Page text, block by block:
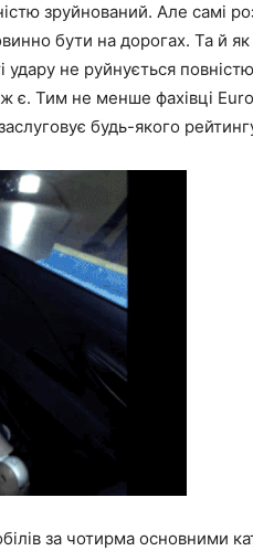
зруйнований. Але самі
бути на дорогах. Та й
удару не руйнується
є. Тим не менше фахівці
будь-якого
за чотирма основними